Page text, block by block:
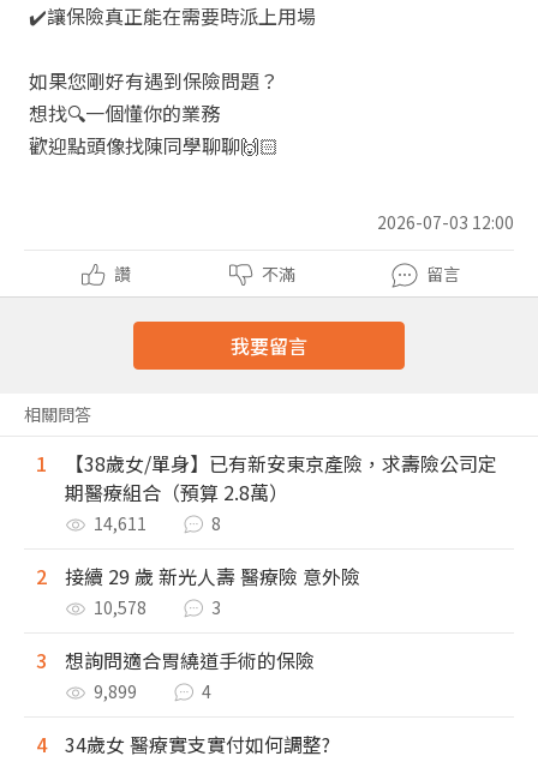
✔️讓保險真正能在需要時派上用場
如果您剛好有遇到保險問題？
想找🔍一個懂你的業務
歡迎點頭像找陳同學聊聊🙌🏻
2026-07-03 12:00
讚 不滿 留言
我要留言
相關問答
1
【38歲女/單身】已有新安東京產險，求壽險公司定
期醫療組合（預算 2.8萬）
14,611 8
2 接續 29 歲 新光人壽 醫療險 意外險
10,578 3
3 想詢問適合胃繞道手術的保險
9,899 4
4 34歲女 醫療實支實付如何調整?